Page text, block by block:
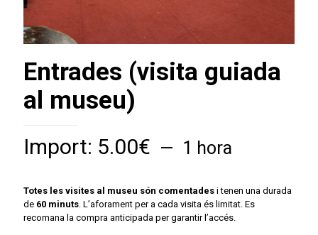
Entrades (visita guiada
al museu)
Import: 5.00€ 1 hora
Totes les visites al museu són comentades i tenen una durada
de 60 minuts. L’aforament per a cada visita és limitat. Es
recomana la compra anticipada per garantir l’accés.